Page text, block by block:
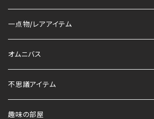
一点物/レアアイテム
オムニバス
不思議アイテム
趣味の部屋